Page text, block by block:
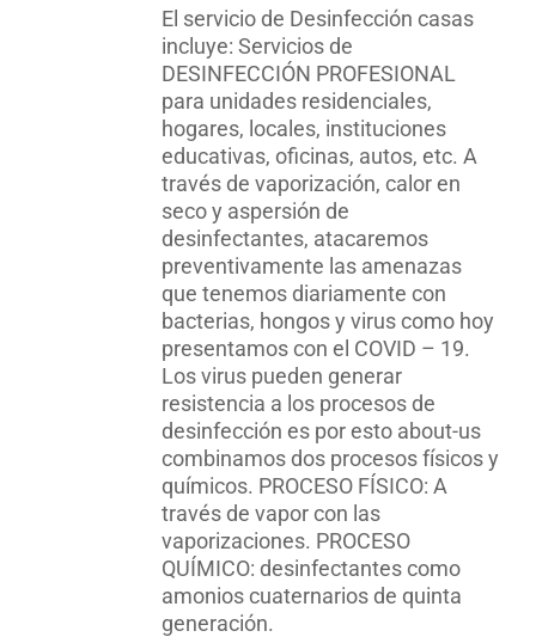
through
El servicio de Desinfección casas
incluye: Servicios de
DESINFECCIÓN PROFESIONAL
para unidades residenciales,
hogares, locales, instituciones
educativas, oficinas, autos, etc. A
través de vaporización, calor en
seco y aspersión de
desinfectantes, atacaremos
preventivamente las amenazas
que tenemos diariamente con
bacterias, hongos y virus como hoy
presentamos con el COVID – 19.
Los virus pueden generar
resistencia a los procesos de
desinfección es por esto about-us
combinamos dos procesos físicos y
químicos. PROCESO FÍSICO: A
través de vapor con las
vaporizaciones. PROCESO
QUÍMICO: desinfectantes como
amonios cuaternarios de quinta
generación.